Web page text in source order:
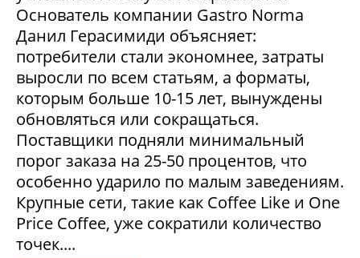
Основатель компании Gastro Norma
Данил Герасимиди объясняет:
потребители стали экономнее, затраты
выросли по всем статьям, а форматы,
которым больше 10-15 лет, вынуждены
обновляться или сокращаться.
Поставщики подняли минимальный
порог заказа на 25-50 процентов, что
особенно ударило по малым заведениям.
Крупные сети, такие как Coffee Like и One
Price Coffee, уже сократили количество
точек....